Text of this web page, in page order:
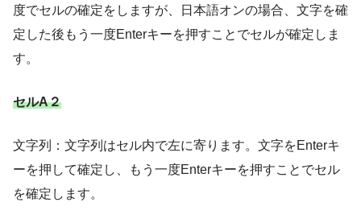
度でセルの確定をしますが、日本語オンの場合、文字を確
定した後もう一度Enterキーを押すことでセルが確定しま
す。
セルA２
文字列：文字列はセル内で左に寄ります。文字をEnterキ
ーを押して確定し、もう一度Enterキーを押すことでセル
を確定します。